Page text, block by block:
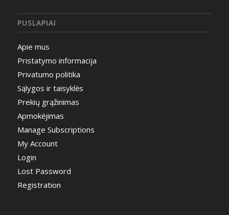
PUSLAPIAI
Apie mus
Pristatymo informacija
Privatumo politika
Sąlygos ir taisyklės
Prekių grąžinimas
Apmokėjimas
Manage Subscriptions
My Account
Login
Lost Password
Registration